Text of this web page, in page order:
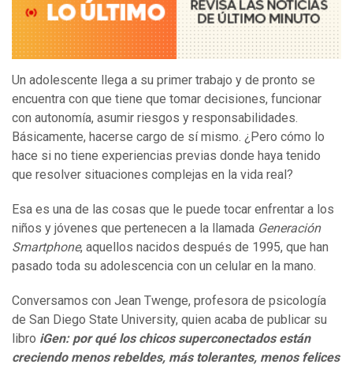
Un adolescente llega a su primer trabajo y de pronto se
encuentra con que tiene que tomar decisiones, funcionar
con autonomía, asumir riesgos y responsabilidades.
Básicamente, hacerse cargo de sí mismo. ¿Pero cómo lo
hace si no tiene experiencias previas donde haya tenido
que resolver situaciones complejas en la vida real?
Esa es una de las cosas que le puede tocar enfrentar a los
niños y jóvenes que pertenecen a la llamada Generación
Smartphone, aquellos nacidos después de 1995, que han
pasado toda su adolescencia con un celular en la mano.
Conversamos con Jean Twenge, profesora de psicología
de San Diego State University, quien acaba de publicar su
libro iGen: por qué los chicos superconectados están
creciendo menos rebeldes, más tolerantes, menos felices